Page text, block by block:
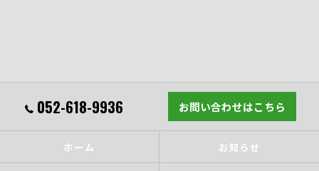
052-618-9936 お問い合わせはこちら
ホーム お知らせ